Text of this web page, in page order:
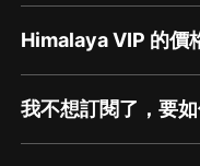
Himalaya VIP 的價
我不想訂閱了，要